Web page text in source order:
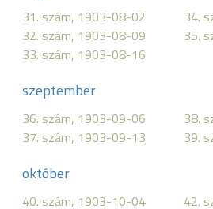
31. szám, 1903-08-02
32. szám, 1903-08-09
33. szám, 1903-08-16
34.
35.
szeptember
36. szám, 1903-09-06
37. szám, 1903-09-13
38.
39.
október
40. szám, 1903-10-04 42.